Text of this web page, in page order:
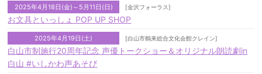
2025年4月18日(金)～5月11日(日) [金沢フォーラス]
お文具といっしょ POP UP SHOP
2025年4月19日(土) [白山市鶴来総合文化会館クレイン]
白山市制施行20周年記念 声優トークショー＆オリジナル朗読劇in
白山 #いしかわ声あそび